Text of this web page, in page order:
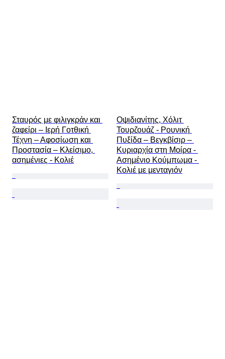
Σταυρός με φιλιγκράν και
ζαφείρι – Ιερή Γοτθική
Τέχνη – Αφοσίωση και
Προστασία – Κλείσιμο,
ασημένιες - Κολιέ
Οψιδιανίτης, Χόλιτ
Τουρζουάζ - Ρουνική
Πυξίδα – Βεγκβίσιρ –
Κυριαρχία στη Μοίρα -
Ασημένιο Κούμπωμα -
Κολιέ με μενταγιόν